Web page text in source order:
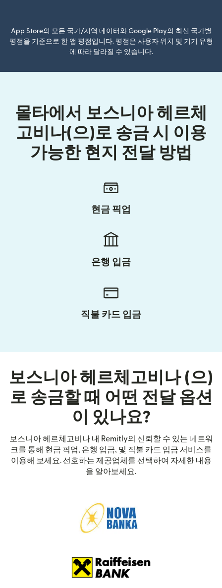
App Store의 모든 국가/지역 데이터와 Google Play의 최신 국가별
평점을 기준으로 한 앱 평점입니다. 평점은 사용자 위치 및 기기 유형
에 따라 달라질 수 있습니다.
몰타에서 보스니아 헤르체
고비나(으)로 송금 시 이용
가능한 현지 전달 방법
현금 픽업
은행 입금
직불 카드 입금
보스니아 헤르체고비나 (으)
로 송금할 때 어떤 전달 옵션
이 있나요?
보스니아 헤르체고비나 내 Remitly의 신뢰할 수 있는 네트워
크를 통해 현금 픽업, 은행 입금, 및 직불 카드 입금 서비스를
이용해 보세요. 선호하는 제공업체를 선택하여 자세한 내용
을 알아보세요.